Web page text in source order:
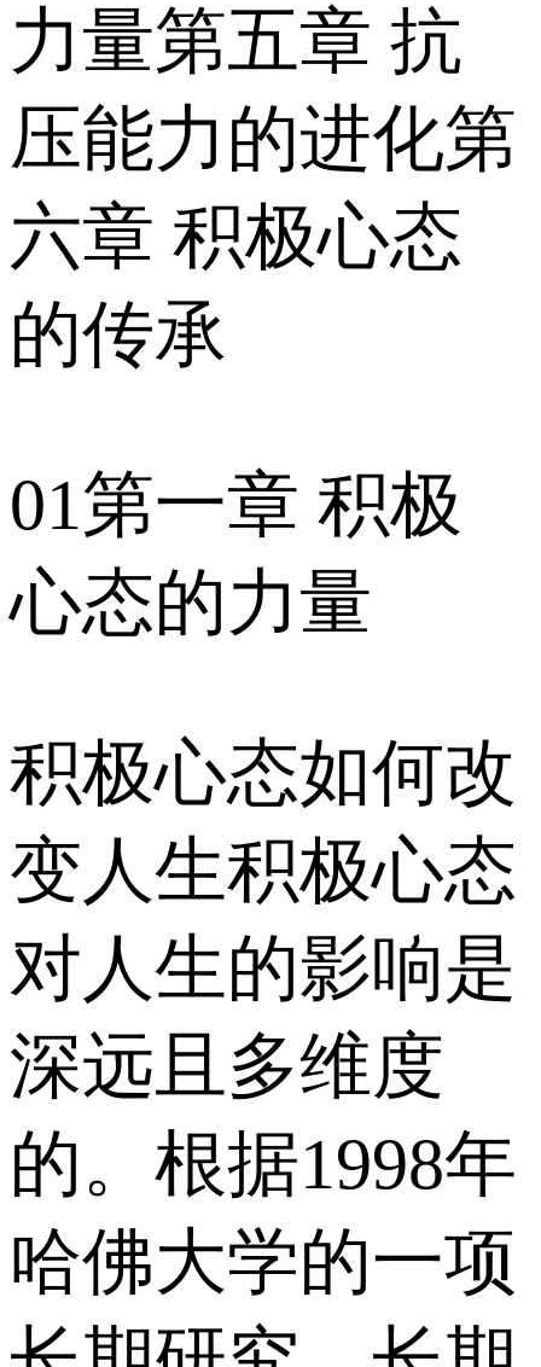
力量第五章 抗
压能力的进化第
六章 积极心态
的传承
01第一章 积极
心态的力量
积极心态如何改
变人生积极心态
对人生的影响是
深远且多维度
的。根据1998年
哈佛大学的一项